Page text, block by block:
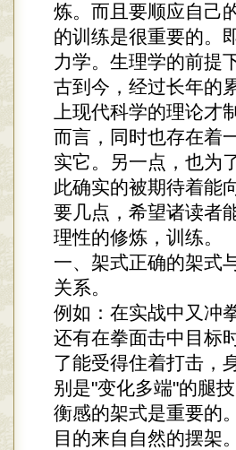
炼。而且要顺应自己
的训练是很重要的。
力学。生理学的前提
古到今，经过长年的
上现代科学的理论才
而言，同时也存在着
实它。另一点，也为
此确实的被期待着能
要几点，希望诸读者
理性的修炼，训练。
一、架式正确的架式
关系。
例如：在实战中又冲
还有在拳面击中目标
了能受得住着打击，
别是"变化多端"的腿
衡感的架式是重要的
目的来自自然的摆架